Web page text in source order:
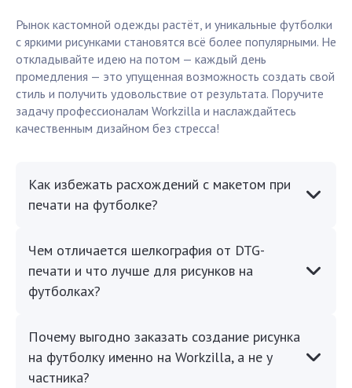
Рынок кастомной одежды растёт, и уникальные футболки
с яркими рисунками становятся всё более популярными. Не
откладывайте идею на потом — каждый день
промедления — это упущенная возможность создать свой
стиль и получить удовольствие от результата. Поручите
задачу профессионалам Workzilla и наслаждайтесь
качественным дизайном без стресса!
Как избежать расхождений с макетом при
печати на футболке?
Чем отличается шелкография от DTG-
печати и что лучше для рисунков на
футболках?
Почему выгодно заказать создание рисунка
на футболку именно на Workzilla, а не у
частника?